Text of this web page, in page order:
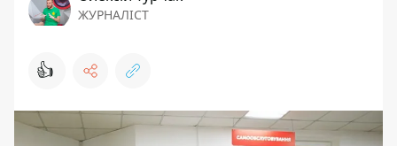
ЖУРНАЛІСТ
👍